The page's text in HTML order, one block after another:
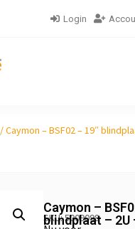
Login
/ Caymon – BSF02 – 19″
Caymon –
blindplaat – 2U
SKU: 5009098